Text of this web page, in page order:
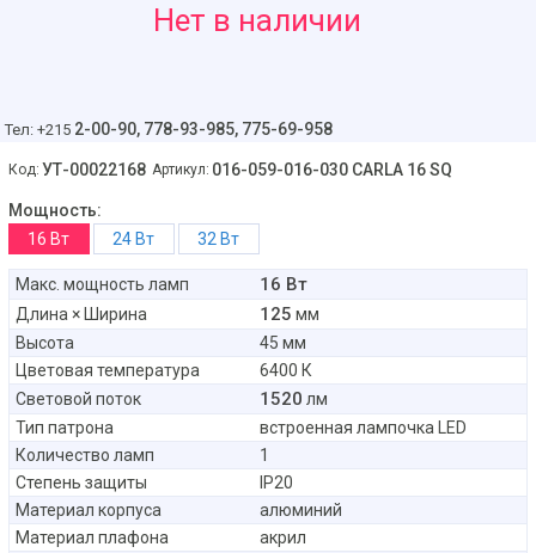
Нет в наличии
Тел: +215 2-00-90, 778-93-985, 775-69-958
Код: УТ-00022168 Артикул: 016-059-016-030 CARLA 16 SQ
Мощность:
16 Вт
24 Вт 32 Вт
Макс. мощность ламп 16 Вт
Длина × Ширина 125 мм
Высота
45 мм
Цветовая температура
6400 К
Световой поток
1520 лм
Тип патрона
встроенная лампочка LED
Количество ламп
1
Степень защиты
IP20
Материал корпуса
алюминий
Материал плафона
акрил